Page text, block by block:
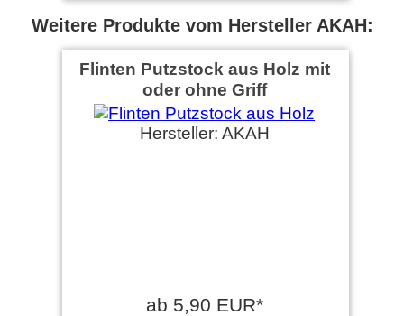
Weitere Produkte vom Hersteller AKAH:
Flinten Putzstock aus Holz mit
oder ohne Griff
Hersteller: AKAH
ab 5,90 EUR*